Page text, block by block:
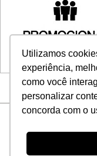
Utilizamos
experiência,
como você
personalizar
concorda com o